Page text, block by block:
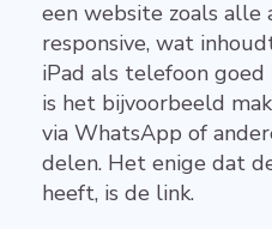
een website zoals alle
responsive, wat
iPad als telefoon
is het bijvoorbeeld
via WhatsApp of
delen. Het enige dat
heeft, is de link.